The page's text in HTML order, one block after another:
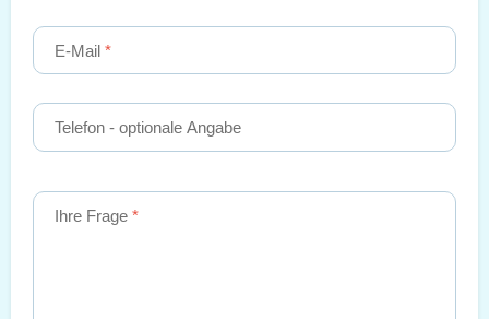
E-Mail
Telefon - optionale Angabe
Ihre Frage